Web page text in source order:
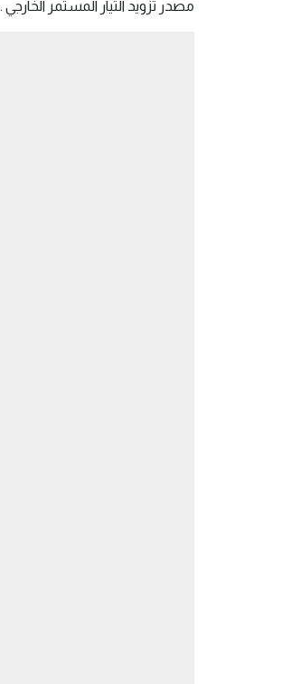
مصدر تزويد التيار المستمر الخارجي .